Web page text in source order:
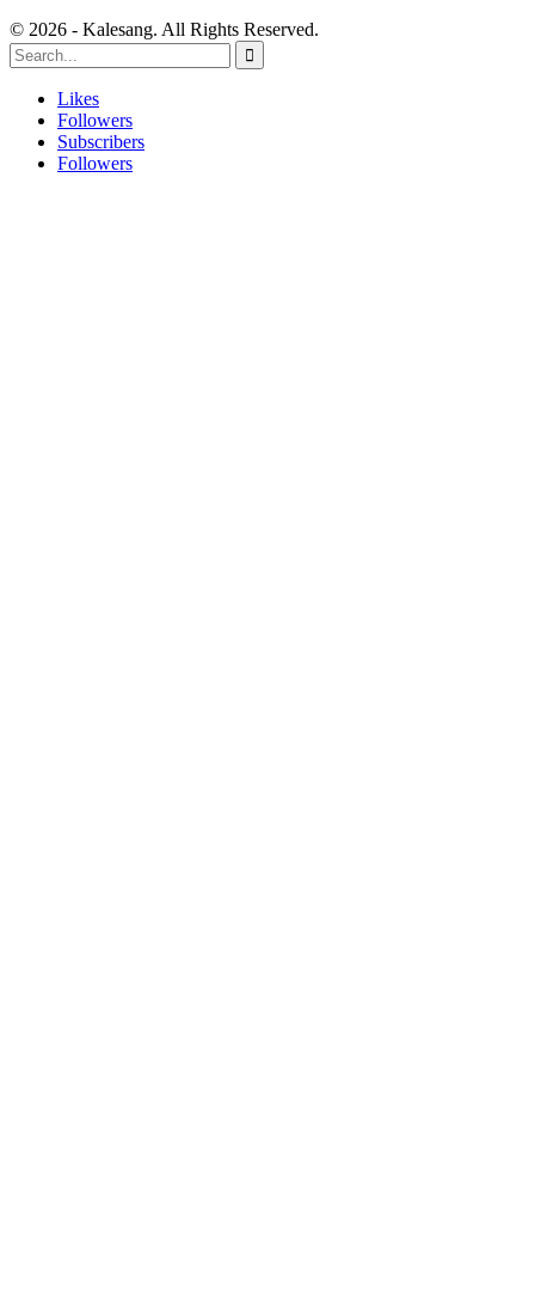
© 2026 - Kalesang. All Rights Reserved.
Likes
Followers
Subscribers
Followers